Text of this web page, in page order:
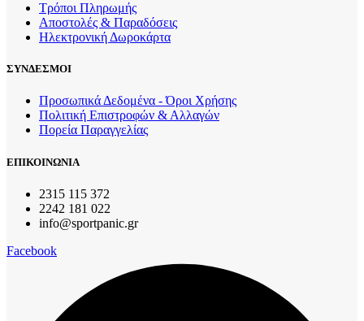
Τρόποι Πληρωμής
Αποστολές & Παραδόσεις
Ηλεκτρονική Δωροκάρτα
ΣΥΝΔΕΣΜΟΙ
Προσωπικά Δεδομένα - Όροι Χρήσης
Πολιτική Επιστροφών & Αλλαγών
Πορεία Παραγγελίας
ΕΠΙΚΟΙΝΩΝΙΑ
2315 115 372
2242 181 022
info@sportpanic.gr
Facebook